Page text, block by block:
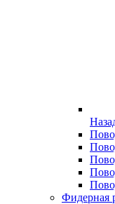
Фидерная